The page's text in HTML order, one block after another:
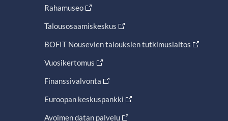
Rahamuseo
Talousosaamiskeskus
BOFIT Nousevien talouksien tutkimuslaitos
Vuosikertomus
Finanssivalvonta
Euroopan keskuspankki
Avoimen datan palvelu